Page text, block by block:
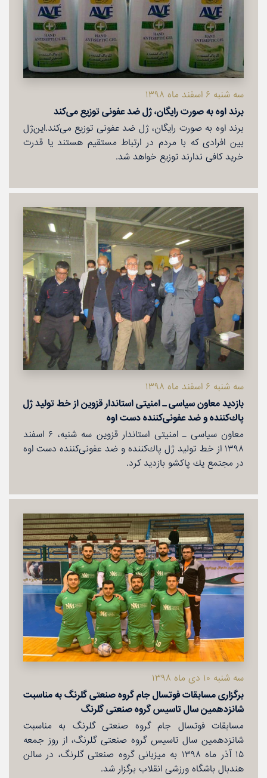
سه شنبه ۶ اسفند ماه ۱۳۹۸
برند اوه به صورت رایگان،‌ ژل ضد عفونی توزیع می‌كند
برند اوه به صورت رایگان،‌ ژل ضد عفونی توزیع می‌كند.این‌ژل
بین افرادی كه با مردم در ارتباط مستقیم هستند یا قدرت
خرید كافی ندارند توزیع خواهد شد.
سه شنبه ۶ اسفند ماه ۱۳۹۸
بازدید معاون سیاسی ـ امنیتی استاندار قزوین از خط تولید ژل
پاك‌كننده و ضد عفونی‌كننده دست اوه
معاون سیاسی ـ امنیتی استاندار قزوین سه شنبه، ۶ اسفند
۱۳۹۸ از خط تولید ژل پاك‌كننده و ضد عفونی‌كننده دست اوه
در مجتمع یك پاكشو بازدید كرد.
سه شنبه ۱۰ دی ماه ۱۳۹۸
برگزاری مسابقات فوتسال جام گروه صنعتی گلرنگ به مناسبت
شانزدهمین سال تاسیس گروه صنعتی گلرنگ
مسابقات فوتسال جام گروه صنعتی گلرنگ به مناسبت
شانزدهمین سال تاسیس گروه صنعتی گلرنگ، از روز جمعه
۱۵ آذر ماه ۱۳۹۸ به میزبانی گروه صنعتی گلرنگ، در سالن
هندبال باشگاه ورزشی انقلاب برگزار شد.